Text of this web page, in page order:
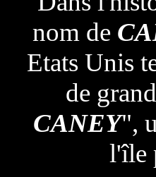
nom de
Etats Unis
de
CANEY",
l'île